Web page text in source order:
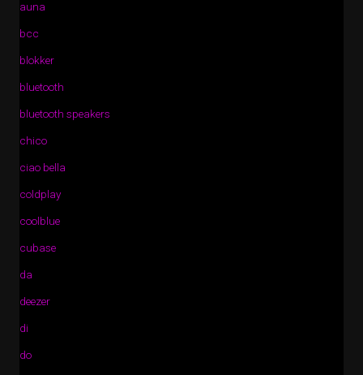
auna
bcc
blokker
bluetooth
bluetooth speakers
chico
ciao bella
coldplay
coolblue
cubase
da
deezer
di
do